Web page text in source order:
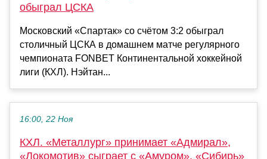
обыграл ЦСКА
Московский «Спартак» со счётом 3:2 обыграл
столичный ЦСКА в домашнем матче регулярного
чемпионата FONBET Континентальной хоккейной
лиги (КХЛ). Нэйтан...
16:00, 22 Ноя
КХЛ. «Металлург» принимает «Адмирал»,
«Локомотив» сыграет с «Амуром», «Сибирь»